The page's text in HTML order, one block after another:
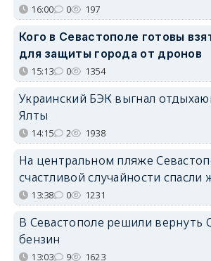
16:00 0 197
Кого в Севастополе готовы
для защиты города от дронов
15:13 0 1354
Украинский БЭК выгнал
Ялты
14:15 2 1938
На центральном пляже
счастливой случайности
13:38 0 1231
В Севастополе решили вернуть
бензин
13:03 9 1623